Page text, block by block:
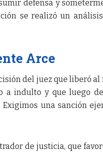
defensa y
se realizó un
Arce
del juez que liberó
a indulto y que luego
una sanción
de justicia, que